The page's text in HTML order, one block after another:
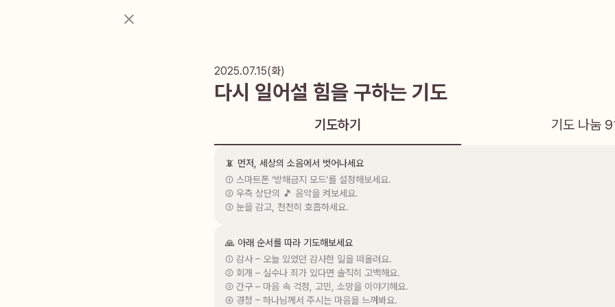
2025.07.15(화)
다시 일어설 힘을 구하는 기도
기도하기 기도 나눔
📵 먼저, 세상의 소음에서 벗어나세요
① 스마트폰 ‘방해금지 모드’를 설정해보세요.
② 우측 상단의 🎵 음악을 켜보세요.
③ 눈을 감고, 천천히 호흡하세요.
🙏 아래 순서를 따라 기도해보세요
① 감사 – 오늘 있었던 감사한 일을 떠올려요.
② 회개 – 실수나 죄가 있다면 솔직히 고백해요.
③ 간구 – 마음 속 걱정, 고민, 소망을 이야기해요.
④ 경청 – 하나님께서 주시는 마음을 느껴봐요.